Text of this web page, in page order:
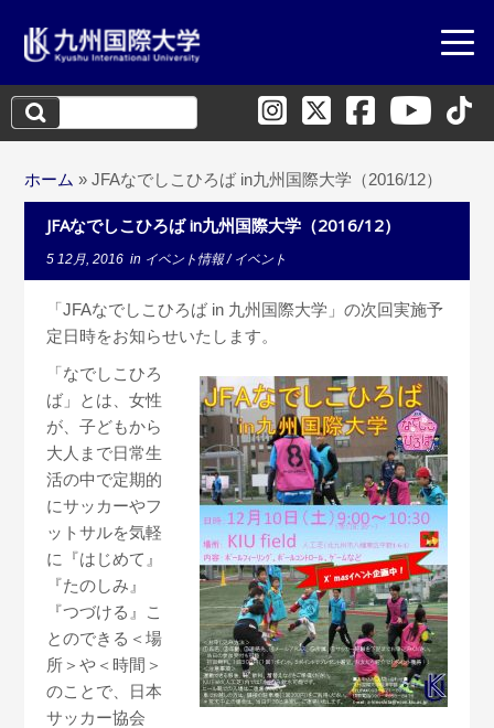
検
索:
ホーム » JFAなでしこひろば in九州国際大学（2016/12）
JFAなでしこひろば in九州国際大学（2016/12）
5 12月, 2016 in イベント情報/ イベント
「JFAなでしこひろば in 九州国際大学」の次回実施予
定日時をお知らせいたします。
「なでしこひろ
ば」とは、女性
が、子どもから
大人まで日常生
活の中で定期的
にサッカーやフ
ットサルを気軽
に『はじめて』
『たのしみ』
『つづける』こ
とのできる＜場
所＞や＜時間＞
のことで、日本
サッカー協会